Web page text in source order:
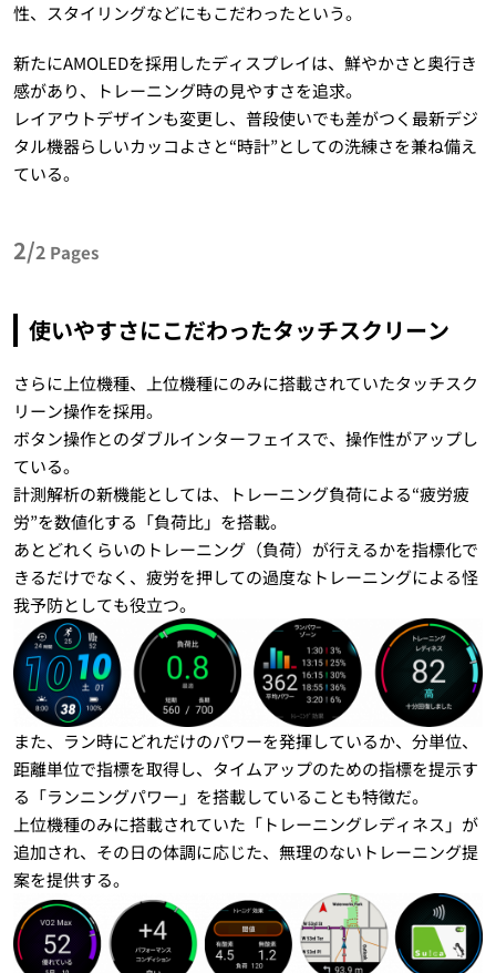
性、スタイリングなどにもこだわったという。
新たにAMOLEDを採用したディスプレイは、鮮やかさと奥行き
感があり、トレーニング時の見やすさを追求。
レイアウトデザインも変更し、普段使いでも差がつく最新デジ
タル機器らしいカッコよさと“時計”としての洗練さを兼ね備え
ている。
2/2 Pages
使いやすさにこだわったタッチスクリーン
さらに上位機種、上位機種にのみに搭載されていたタッチスク
リーン操作を採用。
ボタン操作とのダブルインターフェイスで、操作性がアップし
ている。
計測解析の新機能としては、トレーニング負荷による“疲労疲
労”を数値化する「負荷比」を搭載。
あとどれくらいのトレーニング（負荷）が行えるかを指標化で
きるだけでなく、疲労を押しての過度なトレーニングによる怪
我予防としても役立つ。
また、ラン時にどれだけのパワーを発揮しているか、分単位、
距離単位で指標を取得し、タイムアップのための指標を提示す
る「ランニングパワー」を搭載していることも特徴だ。
上位機種のみに搭載されていた「トレーニングレディネス」が
追加され、その日の体調に応じた、無理のないトレーニング提
案を提供する。